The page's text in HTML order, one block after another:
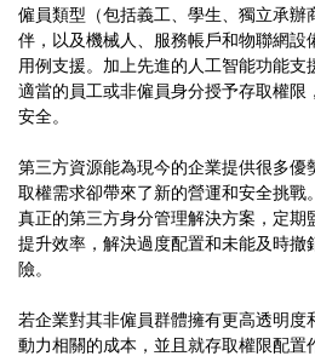
僱員類型（包括義工、學生、獨立承辦
伴，以及機械人、服務帳戶和物聯網設
用例支援。加上先進的人工智能功能支
適當的員工或非僱員身分授予存取權限
安全。
第三方資源能為現今的企業提供很多優
取權需求卻帶來了新的營運和安全挑戰
真正的第三方身分管理解決方案，定期
提升效率，解決過度配置和未能及時撤
險。
若企業對其非僱員群體擁有更高透明度
動力相關的成本，並且就存取權限配置